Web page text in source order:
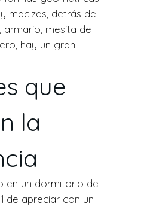
macizas, detrás de
mesita de
hay un gran
que
la
en un dormitorio de
de apreciar con un